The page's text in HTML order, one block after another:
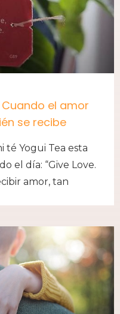
Cuando el amor
se recibe
té Yogui Tea esta
el día: “Give Love.
amor, tan